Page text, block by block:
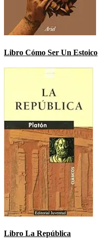
Libro Cómo Ser Un Estoico
Libro La República